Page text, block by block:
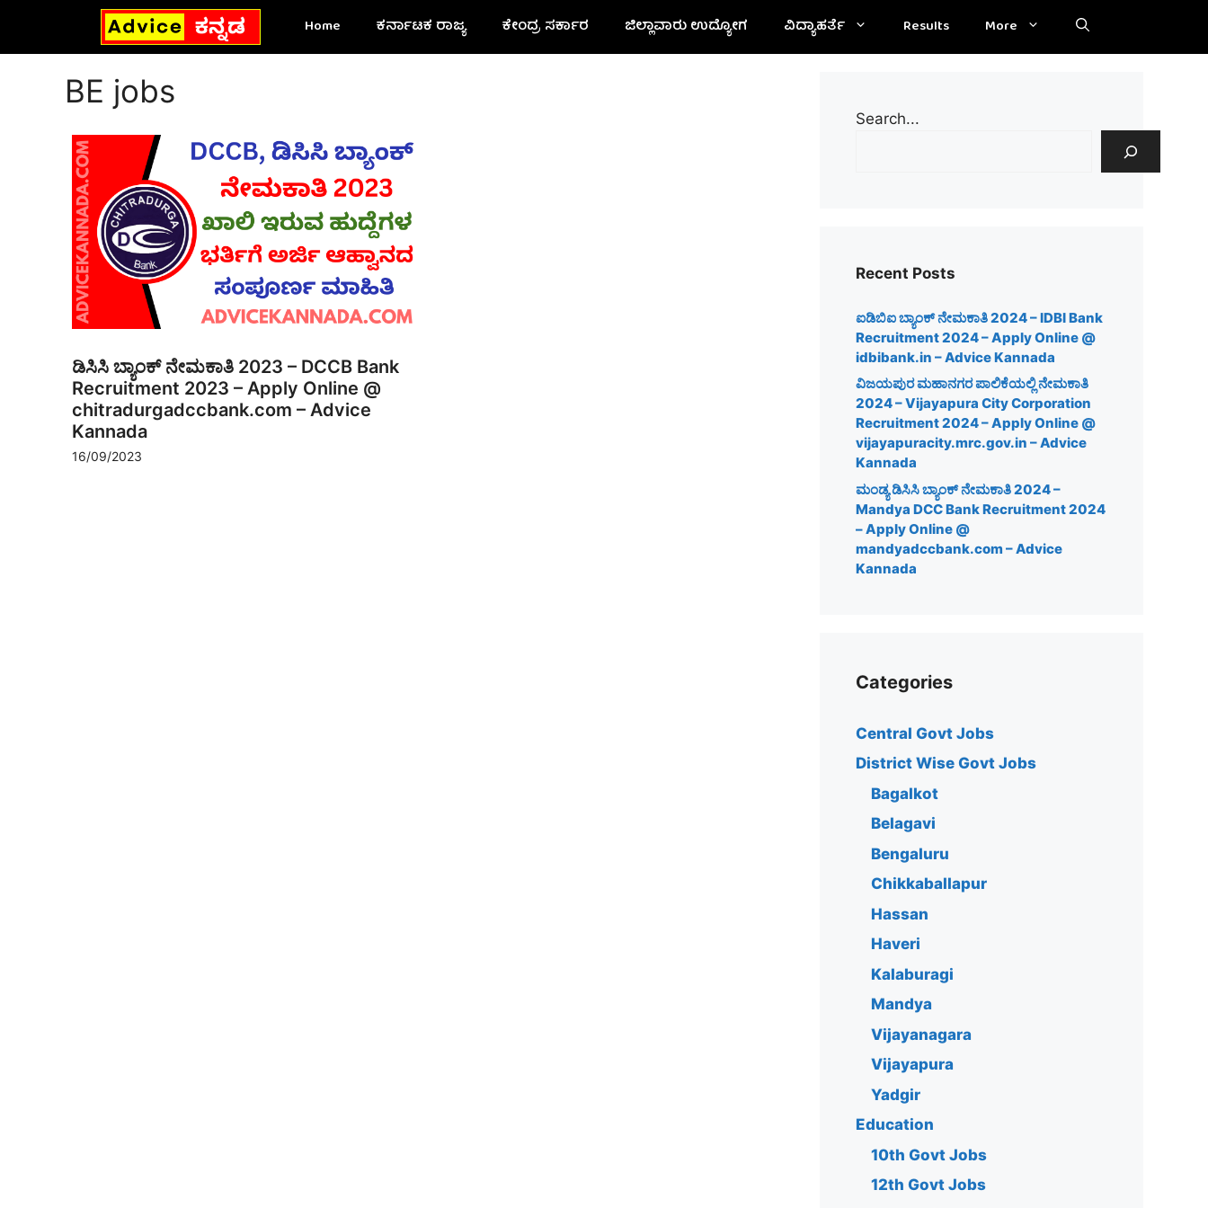
content
Home ಕರ್ನಾಟಕ ರಾಜ್ಯ ಕೇಂದ್ರ ಸರ್ಕಾರ ಜಿಲ್ಲಾವಾರು ಉದ್ಯೋಗ ವಿದ್ಯಾಹರ್ತೆ Results More
BE jobs
ಡಿಸಿಸಿ ಬ್ಯಾಂಕ್‌ ನೇಮಕಾತಿ 2023 – DCCB Bank
Recruitment 2023 – Apply Online @
chitradurgadccbank.com – Advice
Kannada
16/09/2023
Search...
Recent Posts
ಐಡಿಬಿಐ ಬ್ಯಾಂಕ್ ನೇಮಕಾತಿ 2024 – IDBI Bank
Recruitment 2024 – Apply Online @
idbibank.in – Advice Kannada
ವಿಜಯಪುರ ಮಹಾನಗರ ಪಾಲಿಕೆಯಲ್ಲಿ ನೇಮಕಾತಿ
2024 – Vijayapura City Corporation
Recruitment 2024 – Apply Online @
vijayapuracity.mrc.gov.in – Advice
Kannada
ಮಂಡ್ಯ ಡಿಸಿಸಿ ಬ್ಯಾಂಕ್ ನೇಮಕಾತಿ 2024 –
Mandya DCC Bank Recruitment 2024
– Apply Online @
mandyadccbank.com – Advice
Kannada
Categories
Central Govt Jobs
District Wise Govt Jobs
Bagalkot
Belagavi
Bengaluru
Chikkaballapur
Hassan
Haveri
Kalaburagi
Mandya
Vijayanagara
Vijayapura
Yadgir
Education
10th Govt Jobs
12th Govt Jobs